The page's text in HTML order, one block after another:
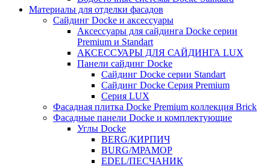
Материалы для отделки фасадов
Сайдинг Docke и аксессуары
Аксессуары для сайдинга Docke серии
Premium и Standart
АКСЕССУАРЫ ДЛЯ САЙДИНГА LUX
Панели сайдинг Docke
Cайдинг Docke серии Standart
Сайдинг Docke Серия Premium
Серия LUX
Фасадная плитка Docke Premium коллекция Brick
Фасадные панели Docke и комплектующие
Углы Docke
BERG/КИРПИЧ
BURG/МРАМОР
EDEL/ПЕСЧАНИК